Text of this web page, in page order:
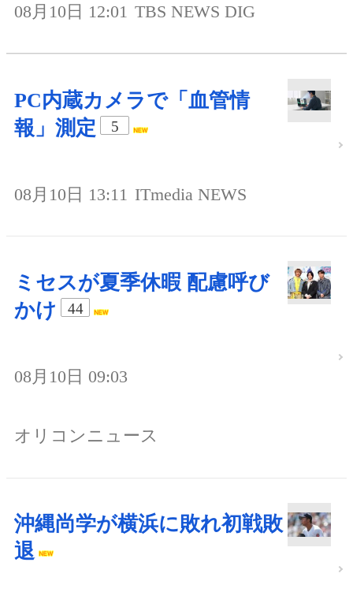
08月10日 12:01 TBS NEWS DIG
PC内蔵カメラで「血管情
報」測定
5
08月10日 13:11 ITmedia NEWS
ミセスが夏季休暇 配慮呼び
かけ
44
08月10日 09:03
オリコンニュース
沖縄尚学が横浜に敗れ初戦敗
退